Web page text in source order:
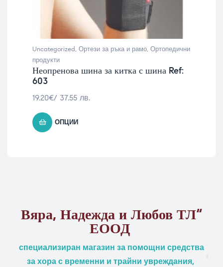
Uncategorized, Ортези за ръка и рамо, Ортопедични
продукти
Неопренова шина за китка с шина Ref:
603
19.20€/ 37.55 лв.
ОПЦИИ
Вяра, Надежда и Любов ТЛ“
ЕООД
специализиран магазин за помощни средства
за хора с временни и трайни увреждания,